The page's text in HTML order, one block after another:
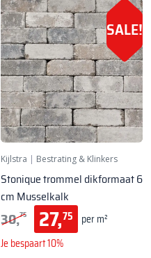
SALE!
Kijlstra | Bestrating & Klinkers
Stonique trommel dikformaat 6
cm Musselkalk
30,75 27,75
per m²
Je bespaart 10%